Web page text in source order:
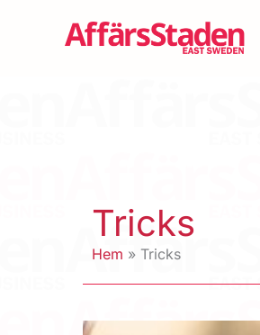
Tricks
Hem Tricks